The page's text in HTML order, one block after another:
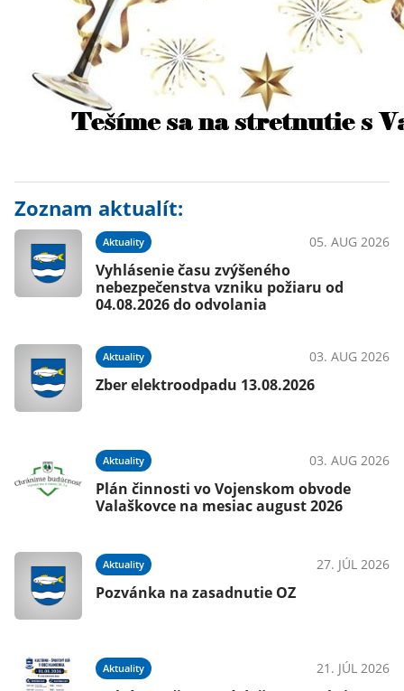
Zoznam aktualít:
Aktuality 05. AUG 2026
Vyhlásenie času zvýšeného
nebezpečenstva vzniku požiaru od
04.08.2026 do odvolania
Aktuality 03. AUG 2026
Zber elektroodpadu 13.08.2026
Aktuality 03. AUG 2026
Plán činnosti vo Vojenskom obvode
Valaškovce na mesiac august 2026
Aktuality 27. JÚL 2026
Pozvánka na zasadnutie OZ
Aktuality 21. JÚL 2026